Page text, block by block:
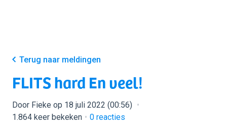
Terug naar meldingen
FLITS hard En veel!
Door Fieke op 18 juli 2022 (00:56)
1.864 keer bekeken
0 reacties